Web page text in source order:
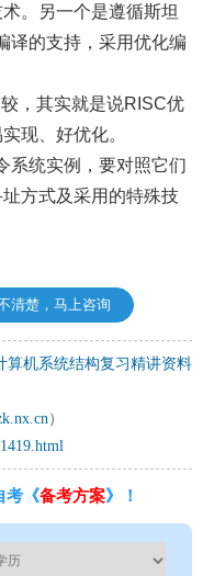
。另一个是遵循斯坦
译的支持，采用优化编
，其实就是说RISC优
现、好优化。
系统实例，要对照它们
方式及采用的特殊技
清楚，马上咨询
算机系统结构复习精讲资料
）
考《备考方案》！